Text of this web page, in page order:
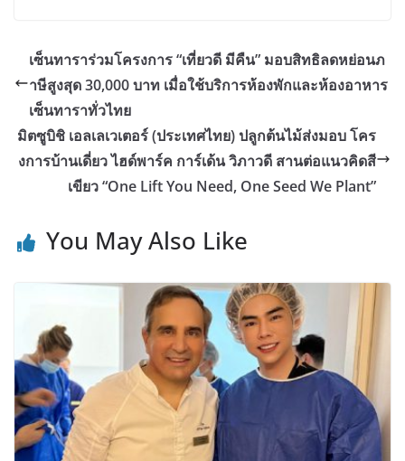
เซ็นทาราร่วมโครงการ “เที่ยวดี มีคืน” มอบสิทธิลดหย่อนภ
าษีสูงสุด 30,000 บาท เมื่อใช้บริการห้องพักและห้องอาหาร
เซ็นทาราทั่วไทย
มิตซูบิชิ เอลเลเวเตอร์ (ประเทศไทย) ปลูกต้นไม้ส่งมอบ โคร
งการบ้านเดี่ยว ไฮด์พาร์ค การ์เด้น วิภาวดี สานต่อแนวคิดสี
เขียว “One Lift You Need, One Seed We Plant”
You May Also Like